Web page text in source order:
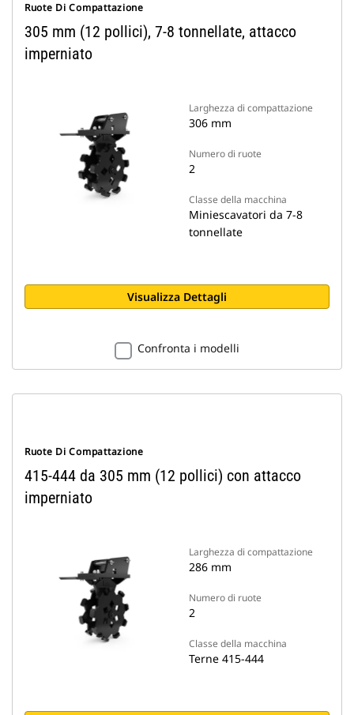
Ruote Di Compattazione
305 mm (12 pollici), 7-8 tonnellate, attacco
imperniato
Larghezza di compattazione
306 mm
Numero di ruote
2
Classe della macchina
Miniescavatori da 7-8
tonnellate
Visualizza Dettagli
Confronta i modelli
Ruote Di Compattazione
415-444 da 305 mm (12 pollici) con attacco
imperniato
Larghezza di compattazione
286 mm
Numero di ruote
2
Classe della macchina
Terne 415-444